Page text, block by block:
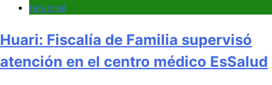
regional
Huari: Fiscalía de Familia supervisó
atención en el centro médico EsSalud